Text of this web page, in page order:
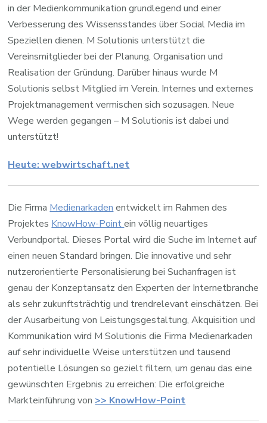
in der Medienkommunikation grundlegend und einer
Verbesserung des Wissensstandes über Social Media im
Speziellen dienen. M Solutionis unterstützt die
Vereinsmitglieder bei der Planung, Organisation und
Realisation der Gründung. Darüber hinaus wurde M
Solutionis selbst Mitglied im Verein. Internes und externes
Projektmanagement vermischen sich sozusagen. Neue
Wege werden gegangen – M Solutionis ist dabei und
unterstützt!
Heute: webwirtschaft.net
Die Firma Medienarkaden entwickelt im Rahmen des
Projektes KnowHow-Pointein völlig neuartiges
Verbundportal. Dieses Portal wird die Suche im Internet auf
einen neuen Standard bringen. Die innovative und sehr
nutzerorientierte Personalisierung bei Suchanfragen ist
genau der Konzeptansatz den Experten der Internetbranche
als sehr zukunftsträchtig und trendrelevant einschätzen. Bei
der Ausarbeitung von Leistungsgestaltung, Akquisition und
Kommunikation wird M Solutionis die Firma Medienarkaden
auf sehr individuelle Weise unterstützen und tausend
potentielle Lösungen so gezielt filtern, um genau das eine
gewünschten Ergebnis zu erreichen: Die erfolgreiche
Markteinführung von >> KnowHow-Point